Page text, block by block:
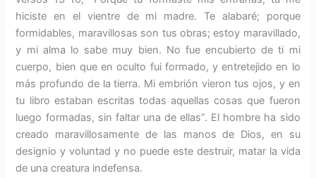
hiciste en el vientre de mi madre. Te alabaré; porque
formidables, maravillosas son tus obras; estoy maravillado,
y mi alma lo sabe muy bien. No fue encubierto de ti mi
cuerpo, bien que en oculto fui formado, y entretejido en lo
más profundo de la tierra. Mi embrión vieron tus ojos, y en
tu libro estaban escritas todas aquellas cosas que fueron
luego formadas, sin faltar una de ellas”. El hombre ha sido
creado maravillosamente de las manos de Dios, en su
designio y voluntad y no puede este destruir, matar la vida
de una creatura indefensa.